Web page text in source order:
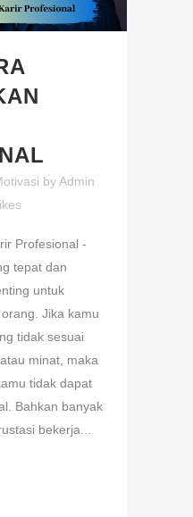
byAdmin
Profesional -
tepat dan
untuk
Jika kamu
tidak sesuai
minat, maka
tidak dapat
Bahkan banyak
bekerja...